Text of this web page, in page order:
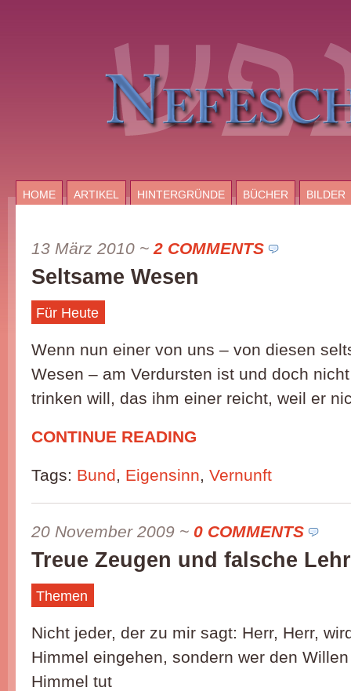
HOME ARTIKEL HINTERGRÜNDE BÜCHER BILDER
13 März 2010 ~ 2 COMMENTS
Seltsame Wesen
Für Heute
Wenn nun einer von uns – von diesen
Wesen – am Verdursten ist und doch
trinken will, das ihm einer reicht, weil er
CONTINUE READING
Tags: Bund, Eigensinn, Vernunft
20 November 2009 ~ 0 COMMENTS
Treue Zeugen und falsche
Themen
Nicht jeder, der zu mir sagt: Herr, Herr,
Himmel eingehen, sondern wer den
Himmel tut